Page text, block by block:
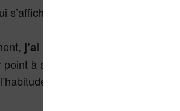
s’affichent lorsque l’on utilise
j’ai repassé la liseuse en
point à avoir en tête : cette liseuse
de ce genre de